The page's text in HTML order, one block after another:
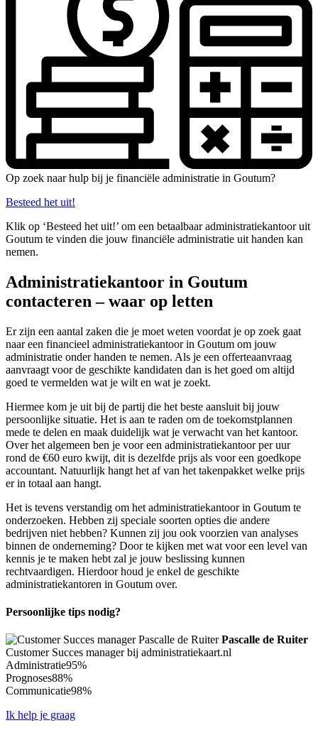
Op zoek naar hulp bij je financiële administratie in Goutum?
Besteed het uit!
Klik op ‘Besteed het uit!’ om een betaalbaar administratiekantoor uit
Goutum te vinden die jouw financiële administratie uit handen kan
nemen.
Administratiekantoor in Goutum
contacteren – waar op letten
Er zijn een aantal zaken die je moet weten voordat je op zoek gaat
naar een financieel administratiekantoor in Goutum om jouw
administratie onder handen te nemen. Als je een offerteaanvraag
aanvraagt voor de geschikte kandidaten dan is het goed om altijd
goed te vermelden wat je wilt en wat je zoekt.
Hiermee kom je uit bij de partij die het beste aansluit bij jouw
persoonlijke situatie. Het is aan te raden om de toekomstplannen
mede te delen en maak duidelijk wat je verwacht van het kantoor.
Over het algemeen ben je voor een administratiekantoor per uur
rond de €60 euro kwijt, dit is dezelfde prijs als voor een goedkope
accountant. Natuurlijk hangt het af van het takenpakket welke prijs
er in totaal aan hangt.
Het is tevens verstandig om het administratiekantoor in Goutum te
onderzoeken. Hebben zij speciale soorten opties die andere
bedrijven niet hebben? Kunnen zij jou ook voorzien van analyses
binnen de onderneming? Door te kijken met wat voor een level van
kennis je te maken hebt zal je jouw beslissing kunnen
rechtvaardigen. Hierdoor houd je enkel de geschikte
administratiekantoren in Goutum over.
Persoonlijke tips nodig?
Pascalle de Ruiter
Customer Succes manager bij administratiekaart.nl
Administratie95%
Prognoses88%
Communicatie98%
Ik help je graag